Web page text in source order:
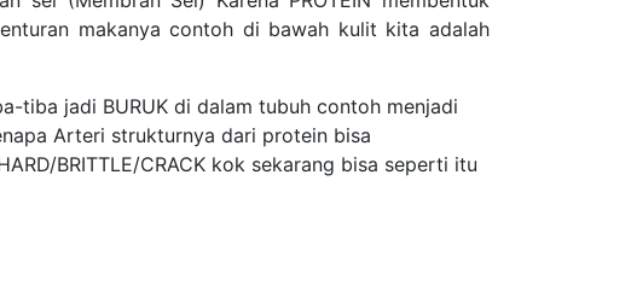
makanya contoh di bawah kulit kita adalah
tiba jadi BURUK di dalam tubuh contoh menjadi
Arteri strukturnya dari protein bisa
BRITTLE/CRACK kok sekarang bisa seperti itu